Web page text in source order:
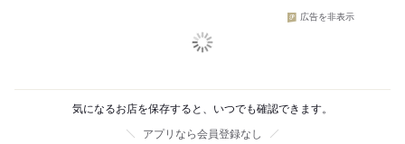
広告を非表示
気になるお店を保存すると、いつでも確認できます。
アプリなら会員登録なし